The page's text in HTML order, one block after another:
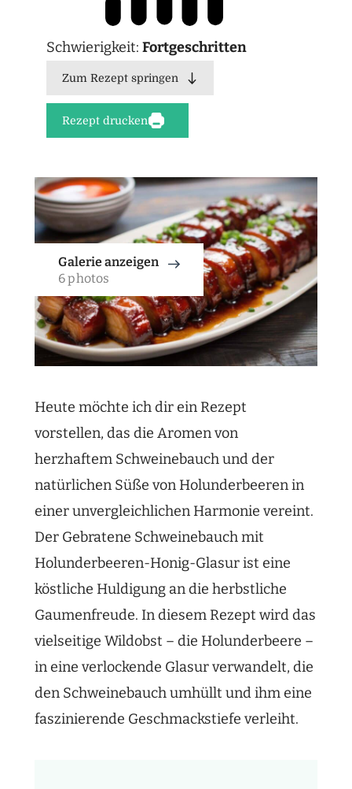
Schwierigkeit: Fortgeschritten
Zum Rezept springen
Rezept drucken
Galerie anzeigen
6 photos
Heute möchte ich dir ein Rezept
vorstellen, das die Aromen von
herzhaftem Schweinebauch und der
natürlichen Süße von Holunderbeeren in
einer unvergleichlichen Harmonie vereint.
Der Gebratene Schweinebauch mit
Holunderbeeren-Honig-Glasur ist eine
köstliche Huldigung an die herbstliche
Gaumenfreude. In diesem Rezept wird das
vielseitige Wildobst – die Holunderbeere –
in eine verlockende Glasur verwandelt, die
den Schweinebauch umhüllt und ihm eine
faszinierende Geschmackstiefe verleiht.